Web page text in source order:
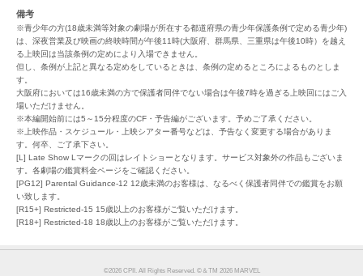
備考
※青少年の方(18歳未満等対象の劇場が所在する都道府県の青少年保護条例で定める青少年)
は、深夜営業及び映画の終映時間が午後11時(大阪府、群馬県、三重県は午後10時）を越え
る上映回は当該条例の定めにより入場できません。
但し、条例が上記と異なる定めをしているときは、条例の定めるところによるものとしま
す。
大阪府においては16歳未満の方で保護者同伴でない場合は午後7時を過ぎる上映回にはご入
場いただけません。
※本編開始前には5～15分程度のCF・予告編がございます。予めご了承ください。
※上映作品・スケジュール・上映シアター番号などは、予告なく変更する場合がありま
す。何卒、ご了承下さい。
[L] Late Show Lマークの回はレイトショーとなります。サービス対象外の作品もございま
す。各劇場の鑑賞料金ページをご確認ください。
[PG12] Parental Guidance-12 12歳未満のお客様は、なるべく保護者同伴での鑑賞をお願
い致します。
[R15+] Restricted-15 15歳以上のお客様がご覧いただけます。
[R18+] Restricted-18 18歳以上のお客様がご覧いただけます。
©︎2026 CPII. All Rights Reserved. ©︎＆TM 2026 MARVEL